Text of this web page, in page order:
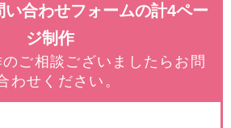
い合わせフォームの計4ペー
ジ制作
ご相談ございましたらお問
わせください。